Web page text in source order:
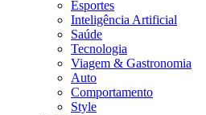
Esportes
Inteligência Artificial
Saúde
Tecnologia
Viagem & Gastronomia
Auto
Comportamento
Style